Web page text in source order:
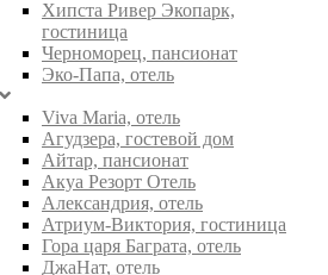
Хипста Ривер Экопарк,
гостиница
Черноморец, пансионат
Эко-Папа, отель
Viva Maria, отель
Агудзера, гостевой дом
Айтар, пансионат
Акуа Резорт Отель
Александрия, отель
Атриум-Виктория, гостиница
Гора царя Баграта, отель
ДжаНат, отель